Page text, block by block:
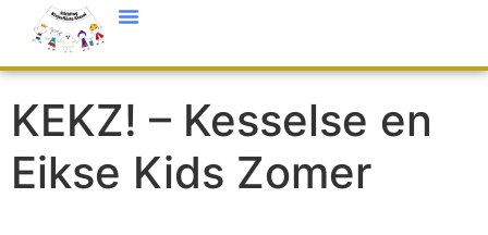
KEKZ! – Kesselse en
Eikse Kids Zomer